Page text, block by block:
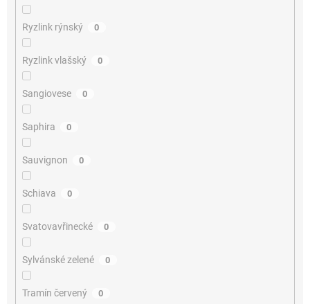
Ryzlink rýnský 0
Ryzlink vlašský 0
Sangiovese 0
Saphira 0
Sauvignon 0
Schiava 0
Svatovavřinecké 0
Sylvánské zelené 0
Tramín červený 0